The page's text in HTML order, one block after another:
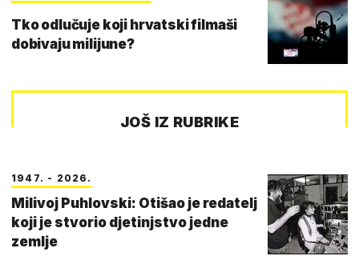
Tko odlučuje koji hrvatski filmaši
dobivaju milijune?
JOŠ IZ RUBRIKE
1947. - 2026.
Milivoj Puhlovski: Otišao je redatelj
koji je stvorio djetinjstvo jedne
zemlje